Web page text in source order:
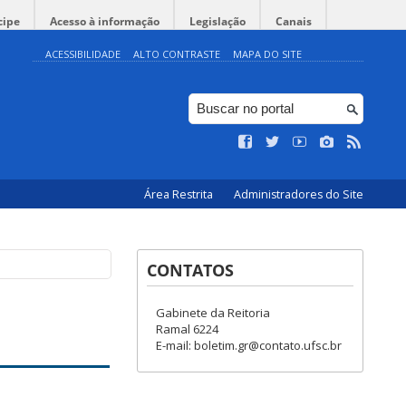
Acesso à informação Legislação Canais
ACESSIBILIDADE ALTO CONTRASTE MAPA DO SITE
Área Restrita Administradores do Site
CONTATOS
Gabinete da Reitoria
Ramal 6224
E-mail: boletim.gr@contato.ufsc.br